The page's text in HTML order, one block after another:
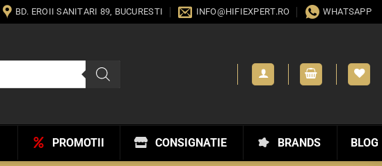
BD. EROII SANITARI 89, BUCURESTI INFO@HIFIEXPERT.RO WHATSAPP
BLOG
BRANDS
CONSIGNATIE
PROMOTII